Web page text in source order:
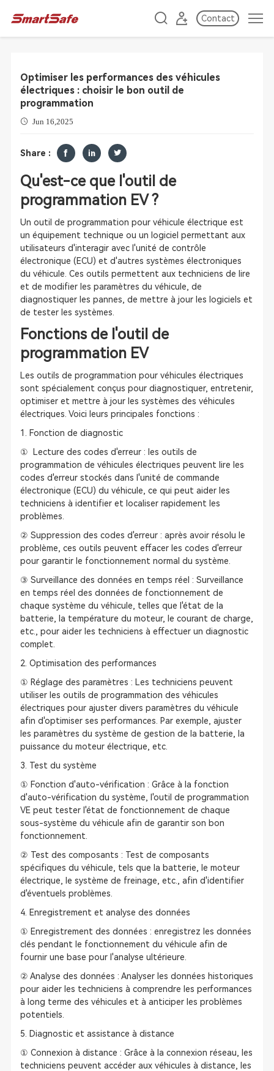
Contact
Optimiser les performances des véhicules
électriques : choisir le bon outil de
programmation
Jun 16,2025
Share :
Qu'est-ce que l'outil de
programmation EV ?
Un outil de programmation pour véhicule électrique est
un équipement technique ou un logiciel permettant aux
utilisateurs d'interagir avec l'unité de contrôle
électronique (ECU) et d'autres systèmes électroniques
du véhicule. Ces outils permettent aux techniciens de lire
et de modifier les paramètres du véhicule, de
diagnostiquer les pannes, de mettre à jour les logiciels et
de tester les systèmes.
Fonctions de l'outil de
programmation EV
Les outils de programmation pour véhicules électriques
sont spécialement conçus pour diagnostiquer, entretenir,
optimiser et mettre à jour les systèmes des véhicules
électriques. Voici leurs principales fonctions :
1. Fonction de diagnostic
① Lecture des codes d'erreur : les outils de
programmation de véhicules électriques peuvent lire les
codes d'erreur stockés dans l'unité de commande
électronique (ECU) du véhicule, ce qui peut aider les
techniciens à identifier et localiser rapidement les
problèmes.
② Suppression des codes d'erreur : après avoir résolu le
problème, ces outils peuvent effacer les codes d'erreur
pour garantir le fonctionnement normal du système.
③ Surveillance des données en temps réel : Surveillance
en temps réel des données de fonctionnement de
chaque système du véhicule, telles que l'état de la
batterie, la température du moteur, le courant de charge,
etc., pour aider les techniciens à effectuer un diagnostic
complet.
2. Optimisation des performances
① Réglage des paramètres : Les techniciens peuvent
utiliser les outils de programmation des véhicules
électriques pour ajuster divers paramètres du véhicule
afin d'optimiser ses performances. Par exemple, ajuster
les paramètres du système de gestion de la batterie, la
puissance du moteur électrique, etc.
3. Test du système
① Fonction d'auto-vérification : Grâce à la fonction
d'auto-vérification du système, l'outil de programmation
VE peut tester l'état de fonctionnement de chaque
sous-système du véhicule afin de garantir son bon
fonctionnement.
② Test des composants : Test de composants
spécifiques du véhicule, tels que la batterie, le moteur
électrique, le système de freinage, etc., afin d'identifier
d'éventuels problèmes.
4. Enregistrement et analyse des données
① Enregistrement des données : enregistrez les données
clés pendant le fonctionnement du véhicule afin de
fournir une base pour l'analyse ultérieure.
② Analyse des données : Analyser les données historiques
pour aider les techniciens à comprendre les performances
à long terme des véhicules et à anticiper les problèmes
potentiels.
5. Diagnostic et assistance à distance
① Connexion à distance : Grâce à la connexion réseau, les
techniciens peuvent accéder aux véhicules à distance, les